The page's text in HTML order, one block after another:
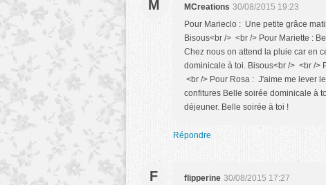
M MCreations 30/08/2015 19:23
Pour Marieclo : Une petite grâce
Bisous<br /> <br /> Pour Mariette :
Chez nous on attend la pluie car en
dominicale à toi. Bisous<br /> <br />
<br /> Pour Rosa : J'aime me lever
confitures Belle soirée dominicale à
déjeuner. Belle soirée à toi !
Répondre
F flipperine 30/08/2015 17:27